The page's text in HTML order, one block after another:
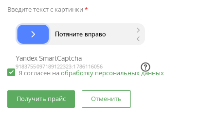
Введите текст с картинки *
Я согласен на обработку персональных данных
Отменить